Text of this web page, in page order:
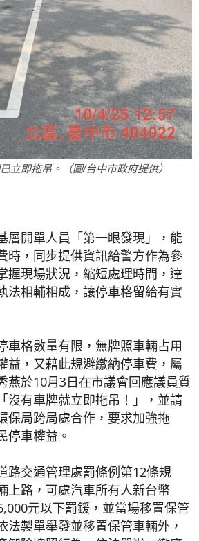
立即拖吊。（圖/台中市政府提供）
層開單人員「第一眼發現」，能
時，同步提供資訊給警方作為參
握現場狀況，縮短處理時間，達
法相輔相成，讓停車格留給有實
車格數量有限，無牌照車輛占用
益，又藉此規避繳納停車費，屬
燕於10月3日在市議會回應議員質
沒有車牌就立即拖吊！」，並請
保局跨局處合作，要求加強拖
停車權益。
路交通管理處罰條例第12條規
上路，可處汽車所有人新台幣
元以下罰鍰，並當場移置保管
法製單舉發並移置保管車輛外，